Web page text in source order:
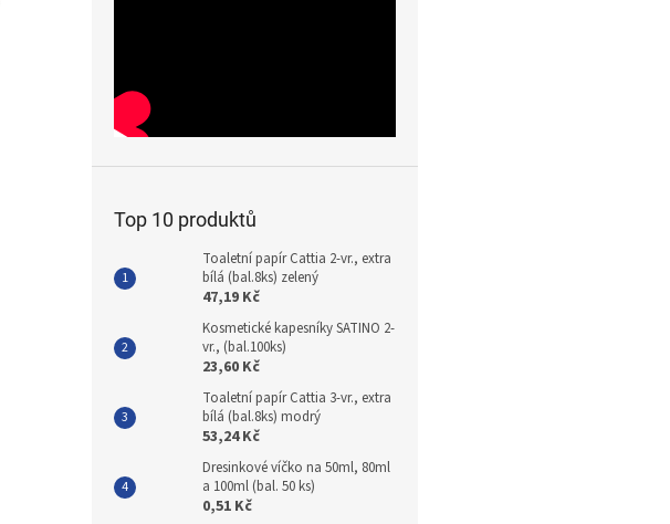
Top 10 produktů
Toaletní papír Cattia 2-vr., extra
bílá (bal.8ks) zelený
47,19 Kč
Kosmetické kapesníky SATINO 2-
vr., (bal.100ks)
23,60 Kč
Toaletní papír Cattia 3-vr., extra
bílá (bal.8ks) modrý
53,24 Kč
Dresinkové víčko na 50ml, 80ml
a 100ml (bal. 50 ks)
0,51 Kč